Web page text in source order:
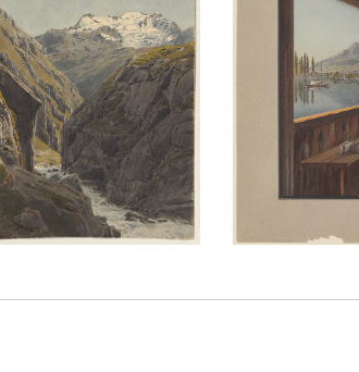
Hofbrücke Luzern 1820
Aquarell /Bleistift